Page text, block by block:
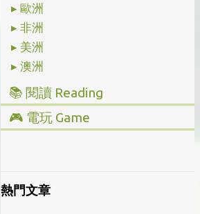
▸ 歐洲
▸ 非洲
▸ 美洲
▸ 澳洲
📚 閱讀 Reading
▸ 投資理財
▸ 藝術設計
🎮 電玩 Game
熱門文章